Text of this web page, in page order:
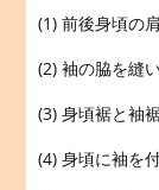
(1) 前後身頃の
(2) 袖の脇を縫
(3) 身頃裾と袖
(4) 身頃に袖を